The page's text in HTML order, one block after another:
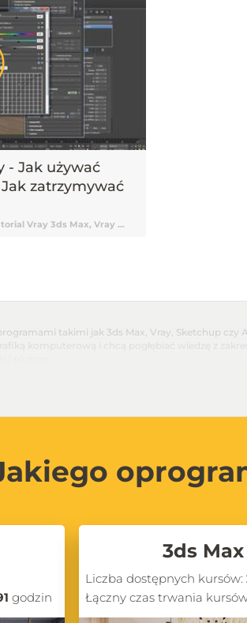
- Jak używać
zatrzymywać
3ds Max poradnik, 3ds Max Vray, Tutorial Vray 3ds Max, Vray Tutorial, Vray, Vray 3ds Max tutorial, Vray Tutorial 3ds Max, Renderowanie Vray, Tutorial 3ds Max, 3ds Max Tutorial, Tutorial 3ds Max Vray, Tutorial online 3ds Max, Tutorial 3ds Max online, Nauka 3ds Max, 3ds Max Nauka, 3ds Max od podstaw, Podstawy 3ds Max, Renderowanie w 3ds Max, Wizualizacje w 3ds Max, Render, Renderowanie, Rendery, 3ds Max podstawy, Vray, V-ray, Tutorial V-ray, Tutorial Vray online, Darmowy kurs 3ds Max, 3ds Max tutorial Vray, Tutorial, Tutoriale, Darmowy tutorial, Tutorial 3ds Max po polsku, Tutorial 3ds Max pl, 3ds Max tutorial polski, 3ds Max tutorial po polsku, 3ds Max tutorial pl, Tutorial 3ds Max polski, Wstrzymywanie renderu, Zatrzymywanie renderu, Wstrzymywanie renderingu, Wstrzymywanie renderownia, Resumable rendering, 3ds Max Resumable rendering, Resumable rendering 3ds Max, Zatrzymywanie render 3ds Max, Zatrzymywanie renderowania, Pauzowanie renderingu, Pauzowanie renderowania, Render pause 3ds Max
takimi jak 3ds Max, Vray, Sketchup
godzin
3ds Max
Liczba dostępnych kursów:
Łączny czas trwania